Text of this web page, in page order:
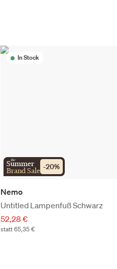
In Stock
the
Summer
Brand Sale -20%
Nemo
Untitled Lampenfuß Schwarz
52,28 €
statt 65,35 €